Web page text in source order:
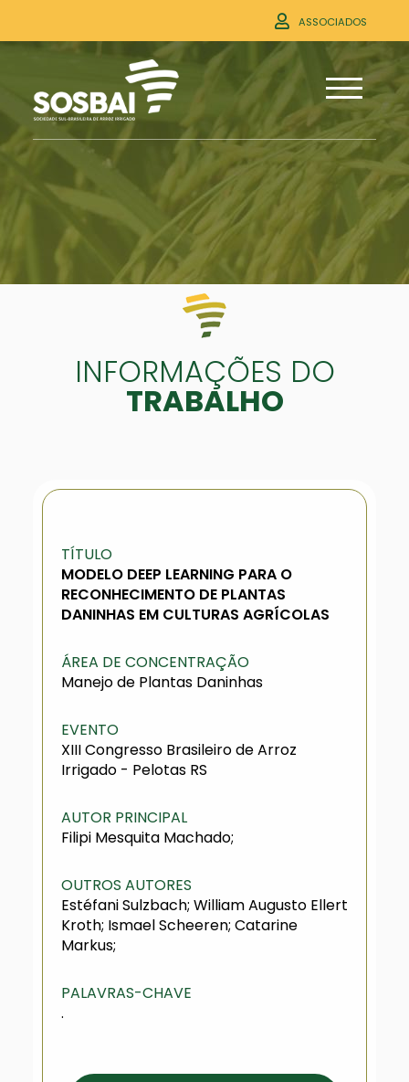
ASSOCIADOS
INFORMAÇÕES DO
TRABALHO
TÍTULO
MODELO DEEP LEARNING PARA O
RECONHECIMENTO DE PLANTAS
DANINHAS EM CULTURAS AGRÍCOLAS
ÁREA DE CONCENTRAÇÃO
Manejo de Plantas Daninhas
EVENTO
XIII Congresso Brasileiro de Arroz
Irrigado - Pelotas RS
AUTOR PRINCIPAL
Filipi Mesquita Machado;
OUTROS AUTORES
Estéfani Sulzbach; William Augusto Ellert
Kroth; Ismael Scheeren; Catarine
Markus;
PALAVRAS-CHAVE
.